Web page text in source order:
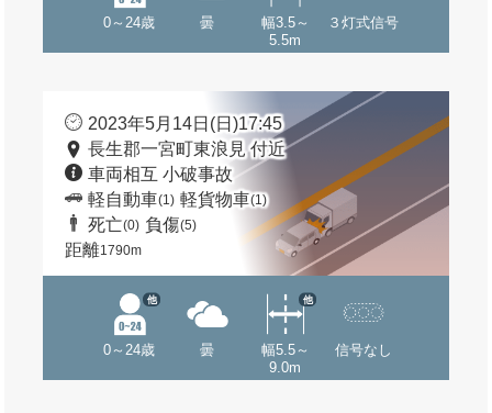
0～24歳 曇
幅3.5～
5.5m
３灯式信号
2023年5月14日(日)17:45
長生郡一宮町東浪見 付近
車両相互 小破事故
軽自動車(1) 軽貨物車(1)
死亡(0) 負傷(5)
距離1790m
0～24歳
他
曇
幅5.5～
9.0m
他
信号なし